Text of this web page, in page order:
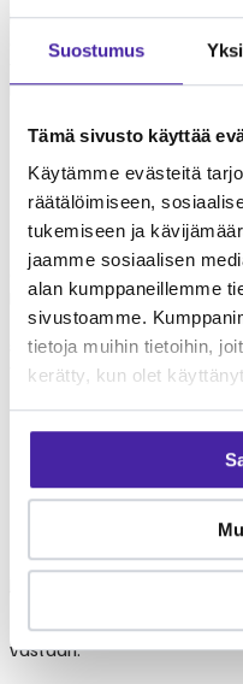
Suostumus
Tämä sivusto käyttää
Käytämme evästeitä
räätälöimiseen,
tukemiseen ja
jaamme sosiaalisen
alan kumppaneillemme
sivustoamme.
tietoja muihin tietoihin,
kerätty, kun olet
lemmikinomistajien
ammattitaitoisesta ja
yhteisömallissa Paippisten
lemmikkisi hoitoon.
Paippisten
Paippisten Eläinklinikka
eläinlääkäripalveluita
kattavat
toimenpiteisiin. Tarkista
suoraan klinikalta. Furron
yhteisön kesken.
Mikä Furro on?
Furro on
Furro ei ole
Tehtävämme on taistella
vastaan.